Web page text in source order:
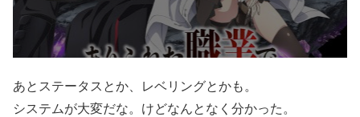
あとステータスとか、レベリングとかも。
システムが大変だな。けどなんとなく分かった。